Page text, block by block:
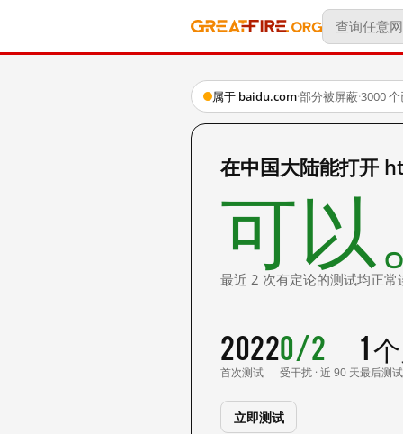
属于 baidu.com·部分被屏蔽·3000
在中国大陆能打开
可以
最近 2 次有定论的测试均正常
2022
首次测试
0/2
受干扰 · 近 90 天
1
最后测试
立即测试